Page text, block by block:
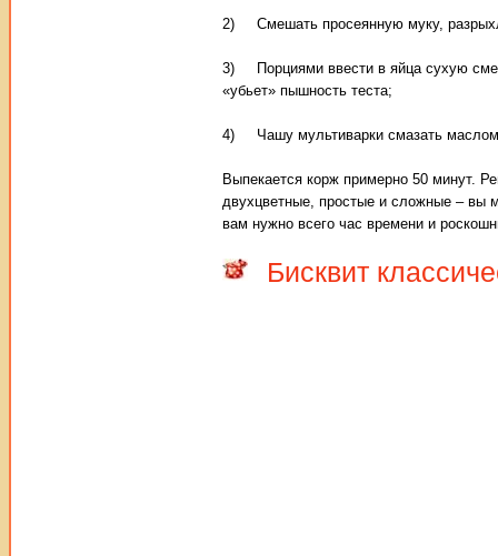
2) Смешать просеянную муку,
3) Порциями ввести в яйца сухую
«убьет» пышность теста;
4) Чашу мультиварки смазать маслом
Выпекается корж примерно 50 минут.
двухцветные, простые и сложные – вы
вам нужно всего час времени и
Бисквит